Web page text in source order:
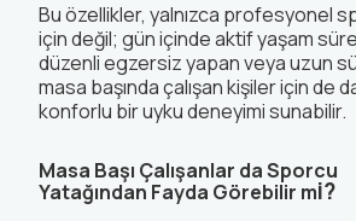
Bu özellikler, yalnızca profesyonel
için değil; gün içinde aktif yaşam
düzenli egzersiz yapan veya uzun
masa başında çalışan kişiler için de
konforlu bir uyku deneyimi sunabilir.
Masa Başı Çalışanlar da Sporcu
Yatağından Fayda Görebilir mi?